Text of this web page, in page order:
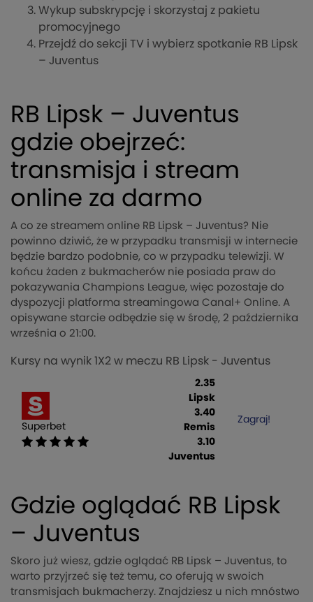
Wykup subskrypcję i skorzystaj z pakietu
promocyjnego
Przejdź do sekcji TV i wybierz spotkanie RB Lipsk
– Juventus
RB Lipsk – Juventus
gdzie obejrzeć:
transmisja i stream
online za darmo
A co ze streamem online RB Lipsk – Juventus? Nie
powinno dziwić, że w przypadku transmisji w internecie
będzie bardzo podobnie, co w przypadku telewizji. W
końcu żaden z bukmacherów nie posiada praw do
pokazywania Champions League, więc pozostaje do
dyspozycji platforma streamingowa Canal+ Online. A
opisywane starcie odbędzie się w środę, 2 października
września o 21:00.
Kursy na wynik 1X2 w meczu RB Lipsk - Juventus
Superbet
2.35
Lipsk
3.40
Remis
3.10
Juventus
Zagraj!
Gdzie oglądać RB Lipsk
– Juventus
Skoro już wiesz, gdzie oglądać RB Lipsk – Juventus, to
warto przyjrzeć się też temu, co oferują w swoich
transmisjach bukmacherzy. Znajdziesz u nich mnóstwo